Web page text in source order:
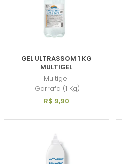
GEL ULTRASSOM 1 KG
MULTIGEL
Multigel
Garrafa (1 Kg)
R$ 9,90